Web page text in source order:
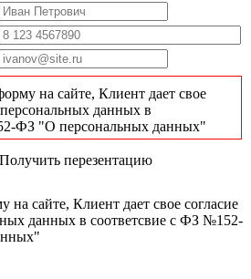
на сайте, Клиент дает свое
данных в
ФЗ "О персональных данных"
Получить перезентацию
сайте, Клиент дает свое согласие
данных в соответсвие с ФЗ №152-